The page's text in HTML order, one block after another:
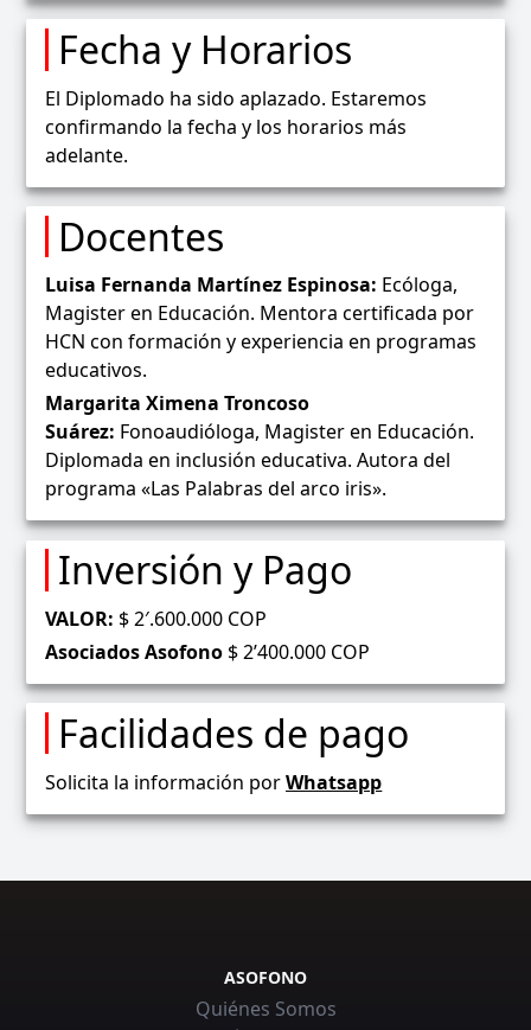
Fecha y Horarios
El Diplomado ha sido aplazado. Estaremos
confirmando la fecha y los horarios más
adelante.
Docentes
Luisa Fernanda Martínez Espinosa: Ecóloga,
Magister en Educación. Mentora certificada por
HCN con formación y experiencia en programas
educativos.
Margarita Ximena Troncoso
Suárez: Fonoaudióloga, Magister en Educación.
Diplomada en inclusión educativa. Autora del
programa «Las Palabras del arco iris».
Inversión y Pago
VALOR: $ 2′.600.000 COP
Asociados Asofono $ 2’400.000 COP
Facilidades de pago
Solicita la información porWhatsapp
ASOFONO
Quiénes Somos